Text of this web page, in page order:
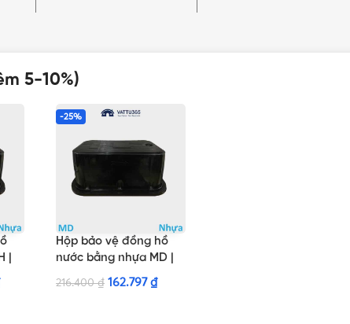
5-10%)
|
-25%
Hộp bảo vệ đồng hồ
nước bằng nhựa MD |
Chính hãng Minh Hòa
216.400₫ 162.797 ₫